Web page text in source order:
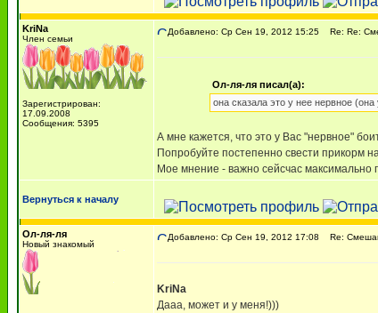
KriNa
Член семьи
Зарегистрирован:
17.09.2008
Сообщения: 5395
Добавлено: Ср Сен 19, 2012 15:25 Re: Re:
Ол-ля-ля писал(а):
она сказала это у нее нервное
А мне кажется, что это у Вас "нервное"
Попробуйте постепенно свести прикорм
Мое мнение - важно сейсчас максимально
Вернуться к началу
Ол-ля-ля
Новый знакомый
Добавлено: Ср Сен 19, 2012 17:08 Re:
KriNa
Дааа, может и у меня!)))